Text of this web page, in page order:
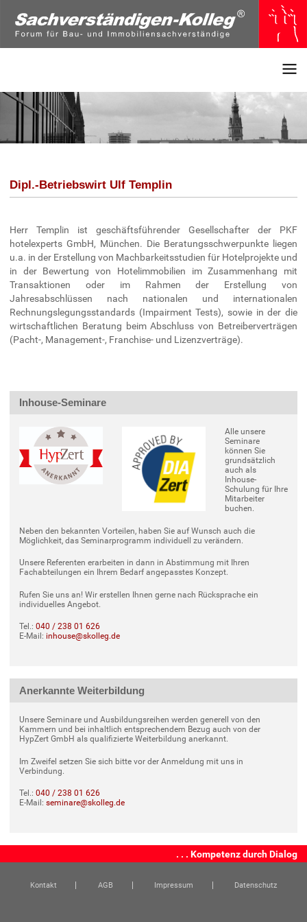
Dipl.-Betriebswirt Ulf Templin
Herr Templin ist geschäftsführender Gesellschafter der PKF
hotelexperts GmbH, München. Die Beratungsschwerpunkte liegen
u.a. in der Erstellung von Machbarkeitsstudien für Hotelprojekte und
in der Bewertung von Hotelimmobilien im Zusammenhang mit
Transaktionen oder im Rahmen der Erstellung von
Jahresabschlüssen nach nationalen und internationalen
Rechnungslegungsstandards (Impairment Tests), sowie in der die
wirtschaftlichen Beratung beim Abschluss von Betreiberverträgen
(Pacht-, Management-, Franchise- und Lizenzverträge).
Inhouse-Seminare
Alle unsere
Seminare
können Sie
grundsätzlich
auch als
Inhouse-
Schulung für Ihre
Mitarbeiter
buchen.
Neben den bekannten Vorteilen, haben Sie auf Wunsch auch die
Möglichkeit, das Seminarprogramm individuell zu verändern.
Unsere Referenten erarbeiten in dann in Abstimmung mit Ihren
Fachabteilungen ein Ihrem Bedarf angepasstes Konzept.
Rufen Sie uns an! Wir erstellen Ihnen gerne nach Rücksprache ein
individuelles Angebot.
Tel.: 040 / 238 01 626
E-Mail: inhouse@skolleg.de
Anerkannte Weiterbildung
Unsere Seminare und Ausbildungsreihen werden generell von den
Kammern und bei inhaltlich entsprechendem Bezug auch von der
HypZert GmbH als qualifizierte Weiterbildung anerkannt.
Im Zweifel setzen Sie sich bitte vor der Anmeldung mit uns in
Verbindung.
Tel.: 040 / 238 01 626
E-Mail: seminare@skolleg.de
. . . Kompetenz durch Dialog
Kontakt AGB Impressum Datenschutz